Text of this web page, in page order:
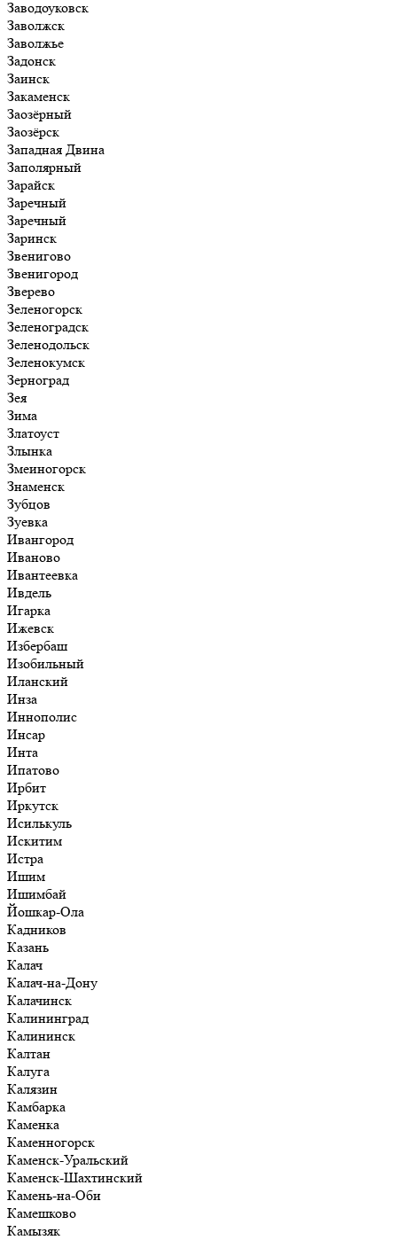
Заводоуковск
Заволжск
Заволжье
Задонск
Заинск
Закаменск
Заозёрный
Заозёрск
Западная Двина
Заполярный
Зарайск
Заречный
Заречный
Заринск
Звенигово
Звенигород
Зверево
Зеленогорск
Зеленоградск
Зеленодольск
Зеленокумск
Зерноград
Зея
Зима
Златоуст
Злынка
Змеиногорск
Знаменск
Зубцов
Зуевка
Ивангород
Иваново
Ивантеевка
Ивдель
Игарка
Ижевск
Избербаш
Изобильный
Иланский
Инза
Иннополис
Инсар
Инта
Ипатово
Ирбит
Иркутск
Исилькуль
Искитим
Истра
Ишим
Ишимбай
Йошкар-Ола
Кадников
Казань
Калач
Калач-на-Дону
Калачинск
Калининград
Калининск
Калтан
Калуга
Калязин
Камбарка
Каменка
Каменногорск
Каменск-Уральский
Каменск-Шахтинский
Камень-на-Оби
Камешково
Камызяк